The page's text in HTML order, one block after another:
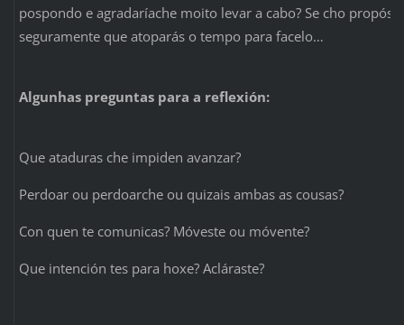
pospondo e agradaríache moito levar a cabo? Se cho
seguramente que atoparás o tempo para facelo…
Algunhas preguntas para a reflexión:
Que ataduras che impiden avanzar?
Perdoar ou perdoarche ou quizais ambas as cousas?
Con quen te comunicas? Móveste ou móvente?
Que intención tes para hoxe? Acláraste?